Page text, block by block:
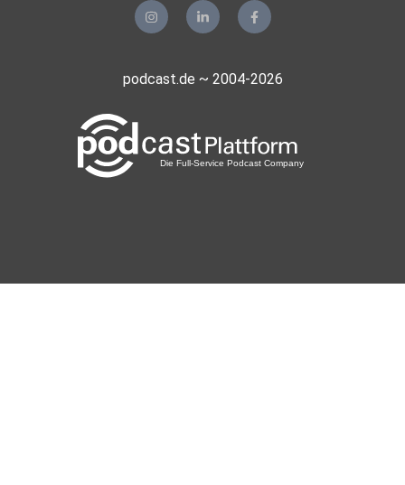
podcast.de ~ 2004-2026